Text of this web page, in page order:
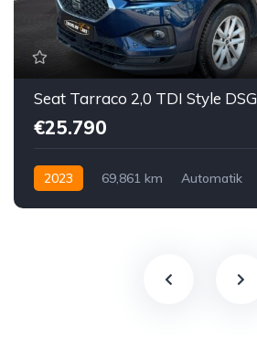
Seat Tarraco 2,0 TDI Style DSG
€25.790
2023 69,861 km Automatik